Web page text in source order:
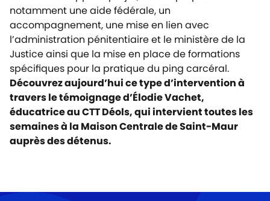
notamment une aide fédérale, un
accompagnement, une mise en lien avec
l’administration pénitentiaire et le ministère de la
Justice ainsi que la mise en place de formations
spécifiques pour la pratique du ping carcéral.
Découvrez aujourd’hui ce type d’intervention à
travers le témoignage d’Élodie Vachet,
éducatrice au CTT Déols, qui intervient toutes les
semaines à la Maison Centrale de Saint-Maur
auprès des détenus.